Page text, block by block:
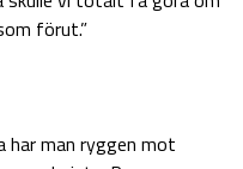
förut.”
har man ryggen mot